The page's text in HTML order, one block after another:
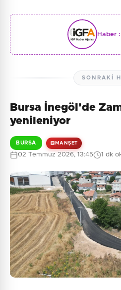
Haber :
SONRAKI
Bursa İnegöl'de
yenileniyor
BURSA MANŞET
02 Temmuz 2026, 13:45 1 dk